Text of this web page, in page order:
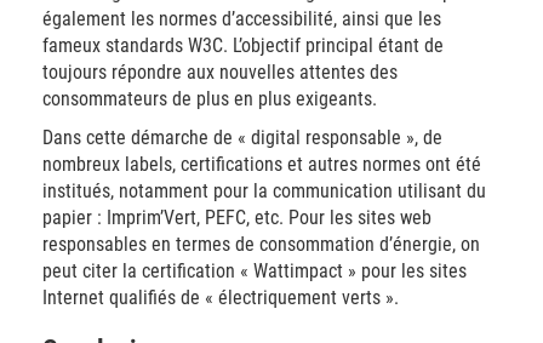
également les normes d’accessibilité, ainsi que les
fameux standards W3C. L’objectif principal étant de
toujours répondre aux nouvelles attentes des
consommateurs de plus en plus exigeants.
Dans cette démarche de « digital responsable », de
nombreux labels, certifications et autres normes ont été
institués, notamment pour la communication utilisant du
papier : Imprim’Vert, PEFC, etc. Pour les sites web
responsables en termes de consommation d’énergie, on
peut citer la certification « Wattimpact » pour les sites
Internet qualifiés de « électriquement verts ».